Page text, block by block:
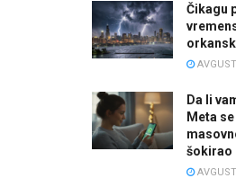
Čikagu
Da li
Meta
šokirao